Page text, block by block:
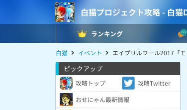
白猫プロジェクト攻略 - 白猫
ランキング
白猫 イベント エイプリルフール2017「
ピックアップ
攻略トップ
攻略Twitter
おせにゃん最新情報